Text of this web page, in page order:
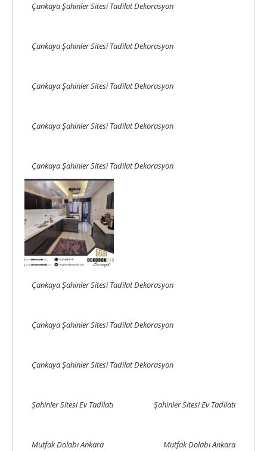
Çankaya Şahinler Sitesi Tadilat Dekorasyon
Çankaya Şahinler Sitesi Tadilat Dekorasyon
Çankaya Şahinler Sitesi Tadilat Dekorasyon
Çankaya Şahinler Sitesi Tadilat Dekorasyon
Çankaya Şahinler Sitesi Tadilat Dekorasyon
Çankaya Şahinler Sitesi Tadilat Dekorasyon
Çankaya Şahinler Sitesi Tadilat Dekorasyon
Çankaya Şahinler Sitesi Tadilat Dekorasyon
Şahinler Sitesi Ev Tadilatı Şahinler Sitesi Ev Tadilatı
Mutfak Dolabı Ankara Mutfak Dolabı Ankara